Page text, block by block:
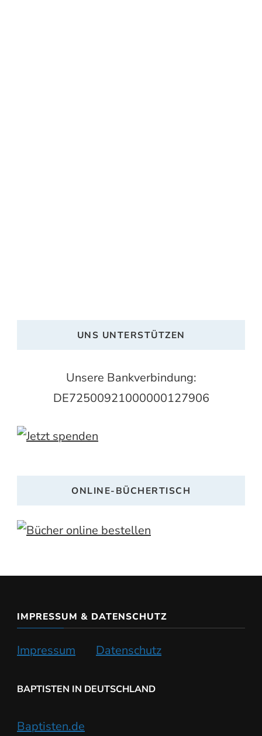
UNS UNTERSTÜTZEN
Unsere Bankverbindung:
DE72500921000000127906
ONLINE-BÜCHERTISCH
IMPRESSUM & DATENSCHUTZ
Impressum Datenschutz
BAPTISTEN IN DEUTSCHLAND
Baptisten.de